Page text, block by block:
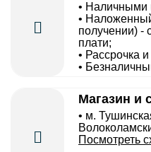
• Наличными
•
получении) -
плати;
• Рассрочка
•
Магазин и
• м.
Посмотреть